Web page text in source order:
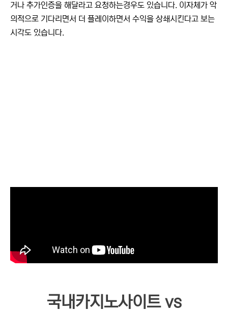
거나 추가인증을 해달라고 요청하는경우도 있습니다. 이자체가 악
의적으로 기다리면서 더 플레이하면서 수익을 상쇄시킨다고 보는
시각도 있습니다.
국내카지노사이트 vs